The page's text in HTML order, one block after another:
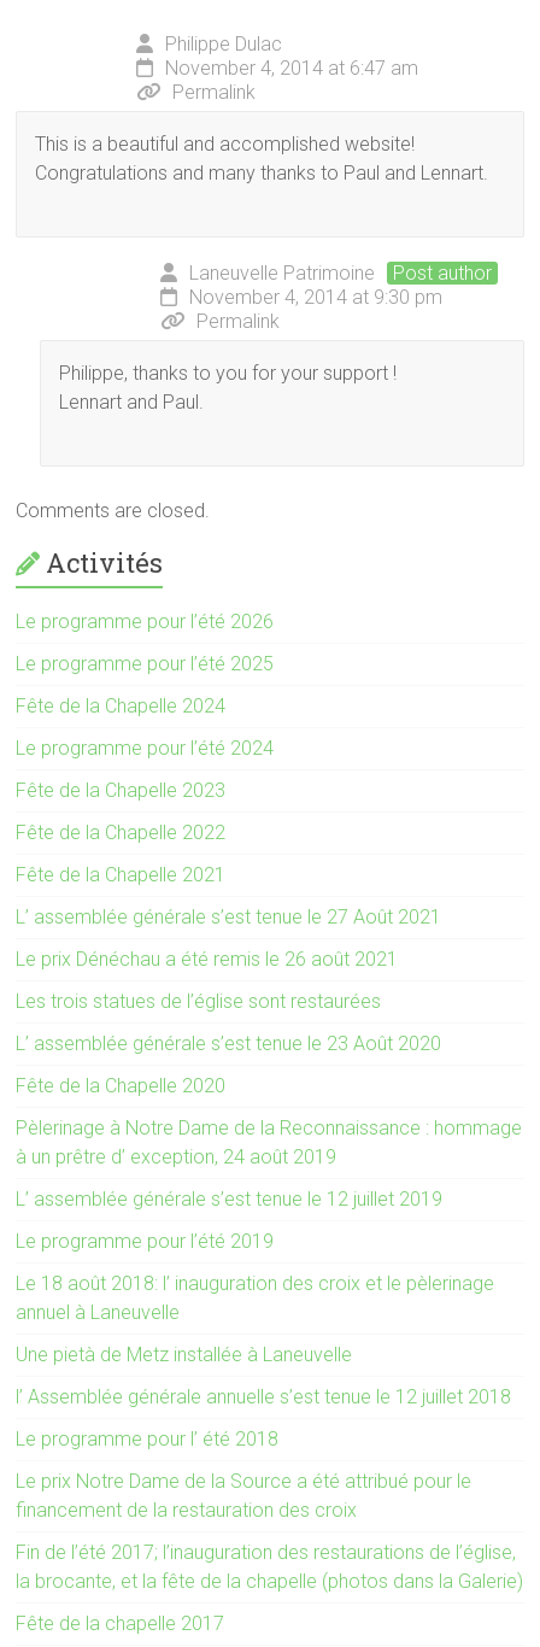
Philippe Dulac
November 4, 2014 at 6:47 am
Permalink
This is a beautiful and accomplished website!
Congratulations and many thanks to Paul and Lennart.
Laneuvelle Patrimoine
Post author
November 4, 2014 at 9:30 pm
Permalink
Philippe, thanks to you for your support !
Lennart and Paul.
Comments are closed.
Activités
Le programme pour l’été 2026
Le programme pour l’été 2025
Fête de la Chapelle 2024
Le programme pour l’été 2024
Fête de la Chapelle 2023
Fête de la Chapelle 2022
Fête de la Chapelle 2021
L’ assemblée générale s’est tenue le 27 Août 2021
Le prix Dénéchau a été remis le 26 août 2021
Les trois statues de l’église sont restaurées
L’ assemblée générale s’est tenue le 23 Août 2020
Fête de la Chapelle 2020
Pèlerinage à Notre Dame de la Reconnaissance : hommage
à un prêtre d’ exception, 24 août 2019
L’ assemblée générale s’est tenue le 12 juillet 2019
Le programme pour l’été 2019
Le 18 août 2018: l’ inauguration des croix et le pèlerinage
annuel à Laneuvelle
Une pietà de Metz installée à Laneuvelle
l’ Assemblée générale annuelle s’est tenue le 12 juillet 2018
Le programme pour l’ été 2018
Le prix Notre Dame de la Source a été attribué pour le
financement de la restauration des croix
Fin de l’été 2017; l’inauguration des restaurations de l’église,
la brocante, et la fête de la chapelle (photos dans la Galerie)
Fête de la chapelle 2017